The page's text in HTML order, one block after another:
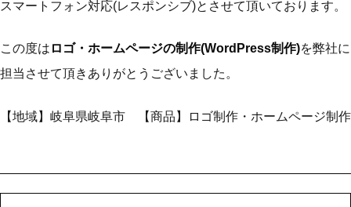
スマートフォン対応(レスポンシブ)とさせて頂いております。
この度は ロゴ・ホームページの制作(WordPress制作)を弊社に
担当させて頂きありがとうございました。
【地域】岐阜県岐阜市 【商品】ロゴ制作・ホームページ制作